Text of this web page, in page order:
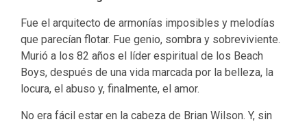
Fue el arquitecto de armonías imposibles y melodías
que parecían flotar. Fue genio, sombra y sobreviviente.
Murió a los 82 años el líder espiritual de los Beach
Boys, después de una vida marcada por la belleza, la
locura, el abuso y, finalmente, el amor.
No era fácil estar en la cabeza de Brian Wilson. Y, sin